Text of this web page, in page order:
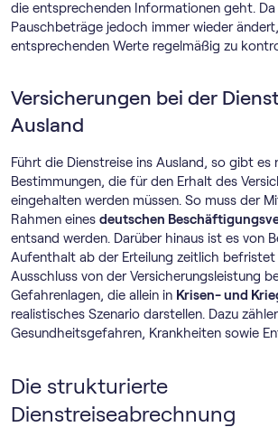
die entsprechenden Informationen geht.
Pauschbeträge jedoch immer wieder
entsprechenden Werte regelmäßig zu
Versicherungen bei der
Ausland
Führt die Dienstreise ins Ausland, so gibt es
Bestimmungen, die für den Erhalt des
eingehalten werden müssen. So muss der
Rahmen eines deutschen
entsand werden. Darüber hinaus ist es von
Aufenthalt ab der Erteilung zeitlich befristet
Ausschluss von der Versicherungsleistung
Gefahrenlagen, die allein in Krisen- und
realistisches Szenario darstellen. Dazu
Gesundheitsgefahren, Krankheiten sowie
Die strukturierte
Dienstreiseabrechnung